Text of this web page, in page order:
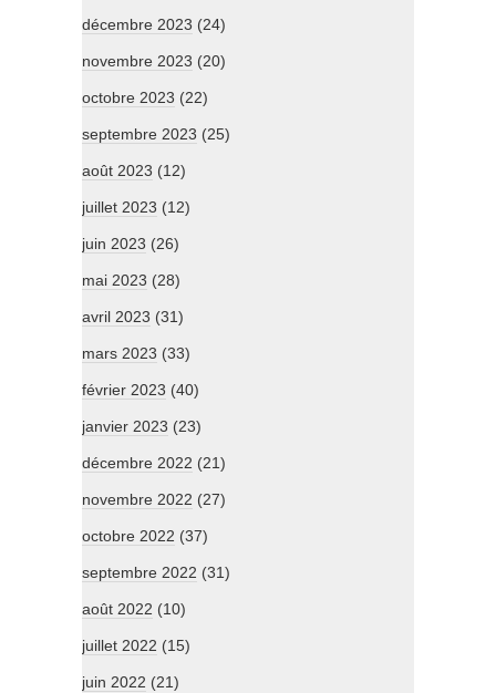
décembre 2023 (24)
novembre 2023 (20)
octobre 2023 (22)
septembre 2023 (25)
août 2023 (12)
juillet 2023 (12)
juin 2023 (26)
mai 2023 (28)
avril 2023 (31)
mars 2023 (33)
février 2023 (40)
janvier 2023 (23)
décembre 2022 (21)
novembre 2022 (27)
octobre 2022 (37)
septembre 2022 (31)
août 2022 (10)
juillet 2022 (15)
juin 2022 (21)